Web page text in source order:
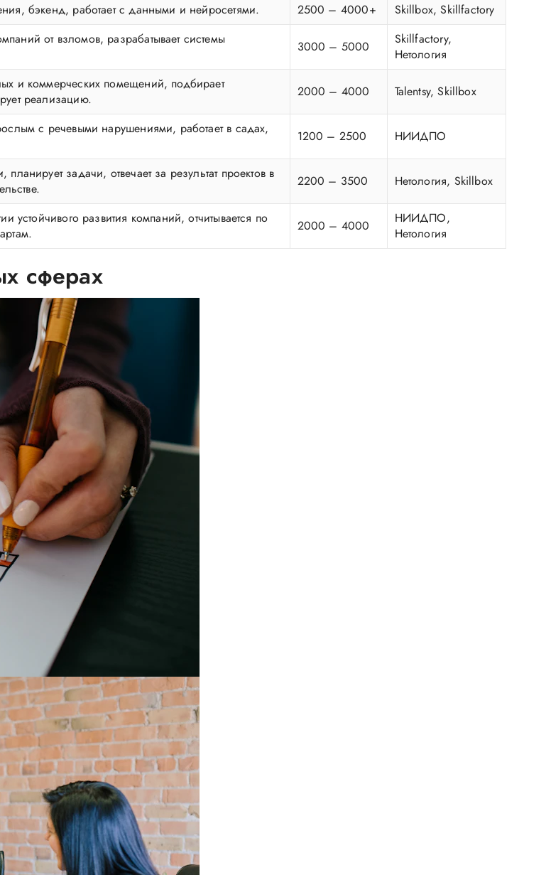
бэкенд, работает с данными и нейросетями. 2500 – 4000+
Skillbox, Skillfactory
от взломов, разрабатывает системы
3000 – 5000
Skillfactory,
Нетология
и коммерческих помещений, подбирает
реализацию.
2000 – 4000 Talentsy, Skillbox
с речевыми нарушениями, работает в садах,
1200 – 2500 НИИДПО
задачи, отвечает за результат проектов в
2200 – 3500 Нетология, Skillbox
устойчивого развития компаний, отчитывается по
2000 – 4000
НИИДПО,
Нетология
сферах